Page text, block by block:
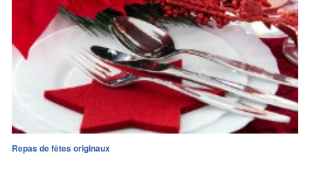
Repas de fêtes originaux